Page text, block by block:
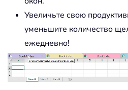
Увеличьте свою
уменьшите количество
ежедневно!